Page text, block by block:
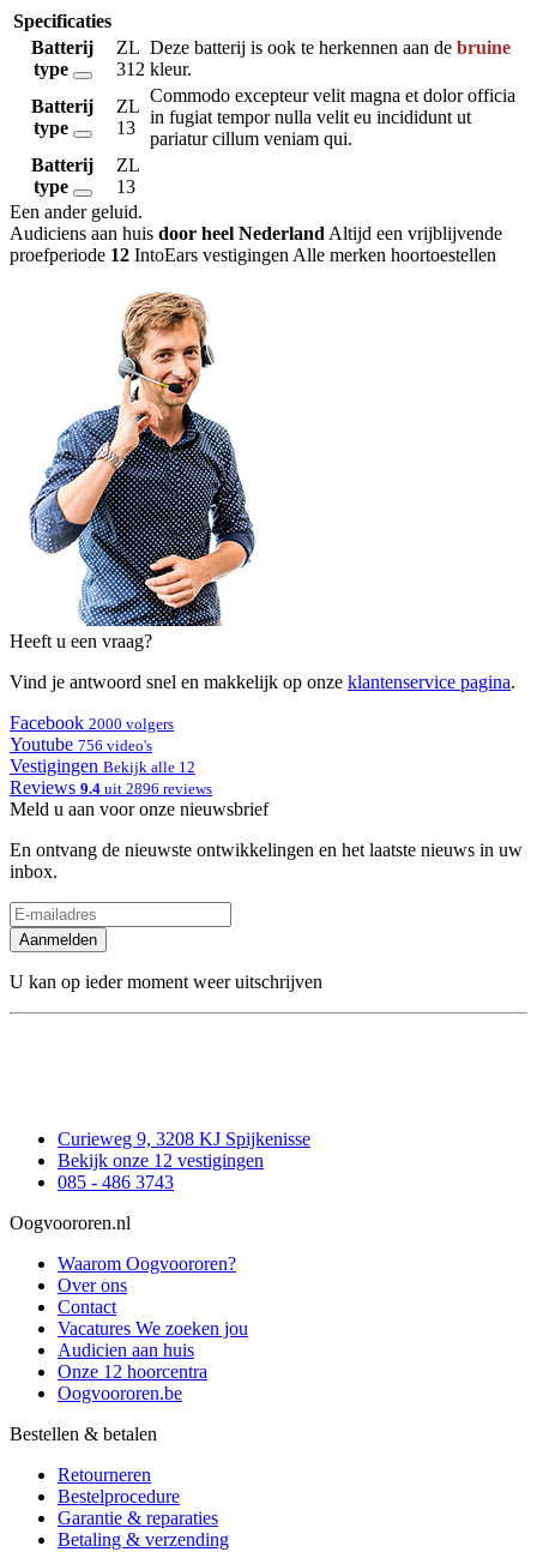
Specificaties
Batterij
type
ZL
312
Deze batterij is ook te herkennen aan de bruine
kleur.
Batterij
type
ZL
13
Commodo excepteur velit magna et dolor officia
in fugiat tempor nulla velit eu incididunt ut
pariatur cillum veniam qui.
Batterij
type
ZL
13
Een ander geluid.
Audiciens aan huis door heel Nederland Altijd een vrijblijvende
proefperiode 12 IntoEars vestigingen Alle merken hoortoestellen
Heeft u een vraag?
Vind je antwoord snel en makkelijk op onze klantenservice pagina.
Facebook 2000 volgers
Youtube 756 video's
Vestigingen Bekijk alle 12
Reviews 9.4 uit 2896 reviews
Meld u aan voor onze nieuwsbrief
En ontvang de nieuwste ontwikkelingen en het laatste nieuws in uw
inbox.
Aanmelden
U kan op ieder moment weer uitschrijven
Curieweg 9, 3208 KJ Spijkenisse
Bekijk onze 12 vestigingen
085 - 486 3743
Oogvoororen.nl
Waarom Oogvoororen?
Over ons
Contact
Vacatures We zoeken jou
Audicien aan huis
Onze 12 hoorcentra
Oogvoororen.be
Bestellen & betalen
Retourneren
Bestelprocedure
Garantie & reparaties
Betaling & verzending